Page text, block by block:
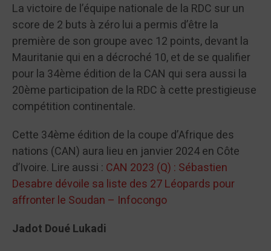
La victoire de l’équipe nationale de la RDC sur un
score de 2 buts à zéro lui a permis d’être la
première de son groupe avec 12 points, devant la
Mauritanie qui en a décroché 10, et de se qualifier
pour la 34ème édition de la CAN qui sera aussi la
20ème participation de la RDC à cette prestigieuse
compétition continentale.
Cette 34ème édition de la coupe d’Afrique des
nations (CAN) aura lieu en janvier 2024 en Côte
d’Ivoire. Lire aussi : CAN 2023 (Q) : Sébastien
Desabre dévoile sa liste des 27 Léopards pour
affronter le Soudan – Infocongo
Jadot Doué Lukadi